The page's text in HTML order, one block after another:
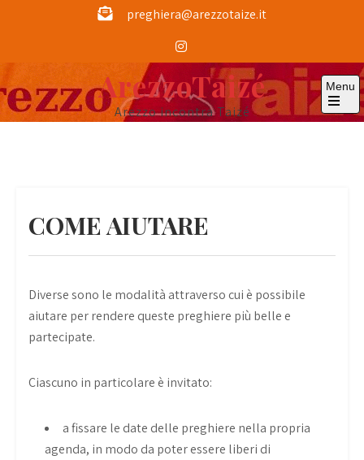
preghiera@arezzotaize.it
ArezzoTaizé
Arezzo incontra Taizé
Menu
Open
COME AIUTARE
Diverse sono le modalità attraverso cui è possibile
aiutare per rendere queste preghiere più belle e
partecipate.
Ciascuno in particolare è invitato:
a fissare le date delle preghiere nella propria
agenda, in modo da poter essere liberi di